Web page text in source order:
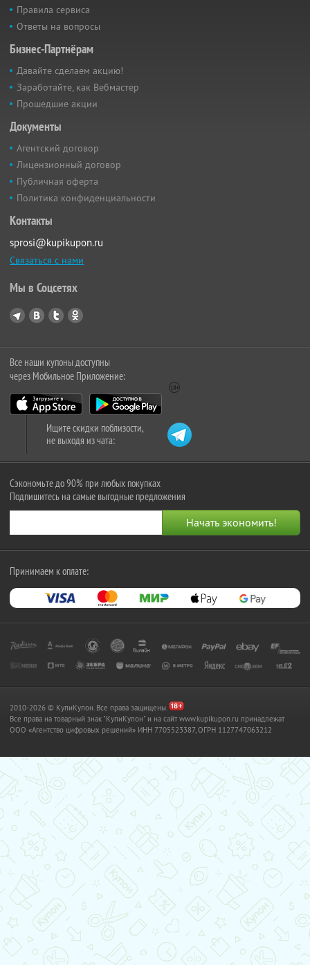
Правила сервиса
Ответы на вопросы
Бизнес-Партнёрам
Давайте сделаем акцию!
Заработайте, как Вебмастер
Прошедшие акции
Документы
Агентский договор
Лицензионный договор
Публичная оферта
Политика конфиденциальности
Контакты
sprosi@kupikupon.ru
Связаться с нами
Мы в Соцсетях
Все наши купоны доступны
через Мобильное Приложение:
Ищите скидки поблизости,
не выходя из чата:
Сэкономьте до 90% при любых покупках
Подпишитесь на самые выгодные предложения
Принимаем к оплате:
2010-2026 © КупиКупон. Все права защищены.
Все права на товарный знак "КупиКупон" и на сайт www.kupikupon.ru принадлежат
OOO «Агентство цифровых решений» ИНН 7705523387, ОГРН 1127747063212